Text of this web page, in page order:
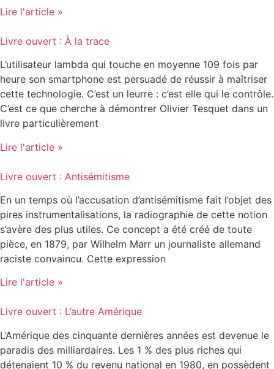
Lire l'article »
Livre ouvert : À la trace
L’utilisateur lambda qui touche en moyenne 109 fois par
heure son smartphone est persuadé de réussir à maîtriser
cette technologie. C’est un leurre : c’est elle qui le contrôle.
C’est ce que cherche à démontrer Olivier Tesquet dans un
livre particulièrement
Lire l'article »
Livre ouvert : Antisémitisme
En un temps où l’accusation d’antisémitisme fait l’objet des
pires instrumentalisations, la radiographie de cette notion
s’avère des plus utiles. Ce concept a été créé de toute
pièce, en 1879, par Wilhelm Marr un journaliste allemand
raciste convaincu. Cette expression
Lire l'article »
Livre ouvert : L’autre Amérique
L’Amérique des cinquante dernières années est devenue le
paradis des milliardaires. Les 1 % des plus riches qui
détenaient 10 % du revenu national en 1980, en possèdent